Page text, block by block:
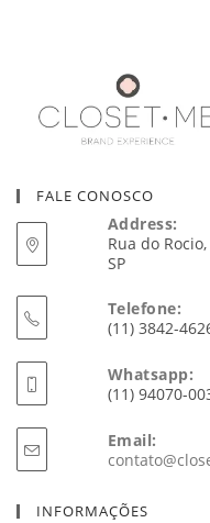
FALE CONOSCO
Address:
Rua do
SP
Telefone:
(11) 3842-
Whatsapp:
(11) 94070-
Email:
INFORMAÇÕES